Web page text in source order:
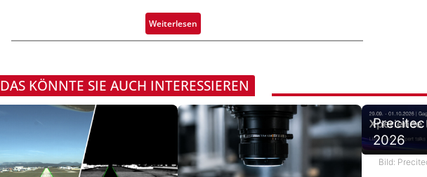
l
o
u
s
g
e
D
u
c
k
k
Weiterlesen:
A
o
m
a
t
s
i
DAS KÖNNTE SIE AUCH INTERESSIEREN
2026
Bild: